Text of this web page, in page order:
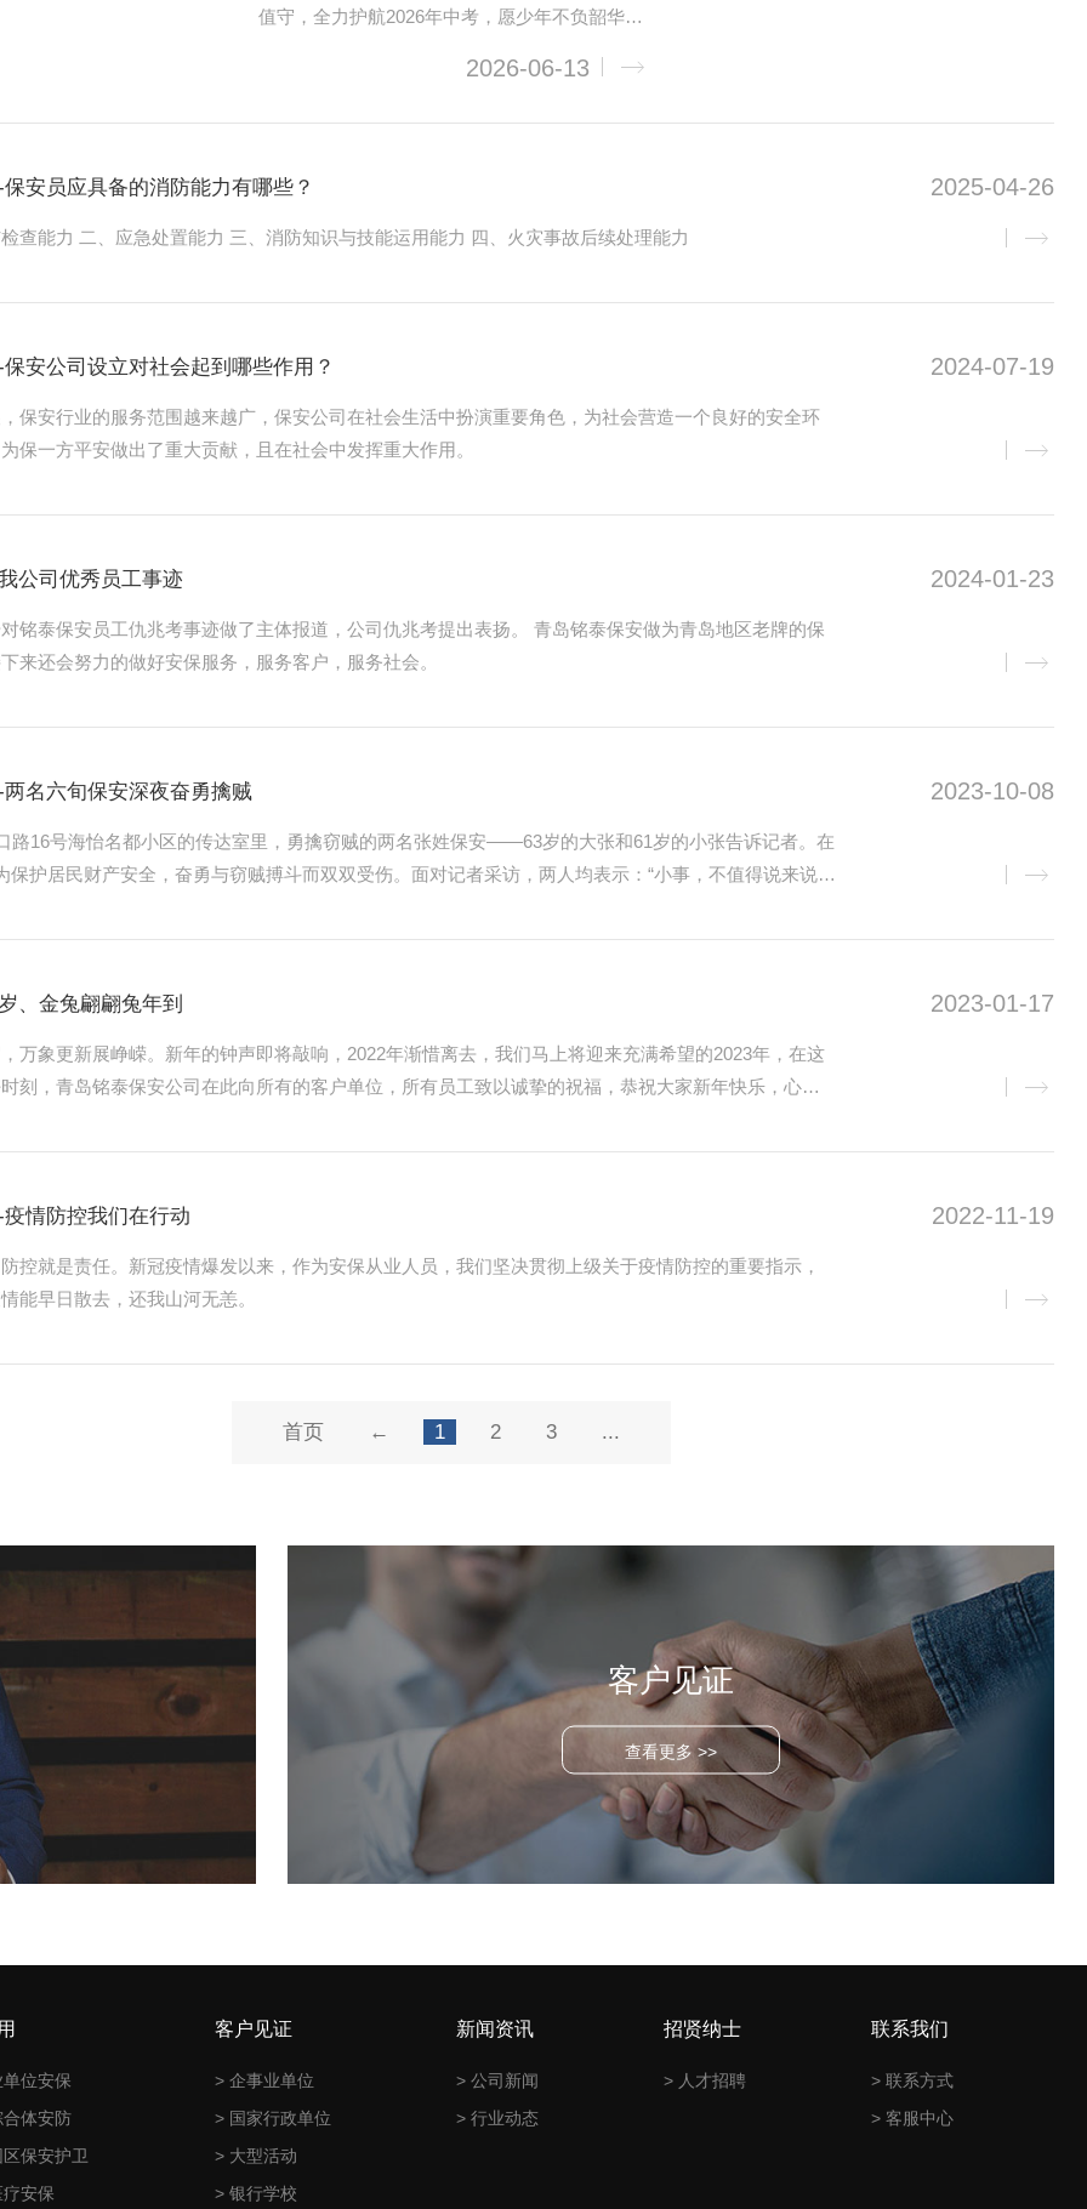
值守，全力护航2026年中考，愿少年不负韶华，
2026-06-13
安员应具备的消防能力有哪些？ 2025-04-26
查能力 二、应急处置能力 三、消防知识与技能运用能力 四、火灾事故后续处理能力
安公司设立对社会起到哪些作用？ 2024-07-19
保安行业的服务范围越来越广，保安公司在社会生活中扮演重要角色，为社会营造一个良好的安全环
保一方平安做出了重大贡献，且在社会中发挥重大作用。
公司优秀员工事迹 2024-01-23
铭泰保安员工仇兆考事迹做了主体报道，公司仇兆考提出表扬。 青岛铭泰保安做为青岛地区老牌的保
来还会努力的做好安保服务，服务客户，服务社会。
名六旬保安深夜奋勇擒贼 2023-10-08
路16号海怡名都小区的传达室里，勇擒窃贼的两名张姓保安——63岁的大张和61岁的小张告诉记者。在
保护居民财产安全，奋勇与窃贼搏斗而双双受伤。面对记者采访，两人均表示：“小事，不值得说来说
、金兔翩翩兔年到 2023-01-17
万象更新展峥嵘。新年的钟声即将敲响，2022年渐惜离去，我们马上将迎来充满希望的2023年，在这
刻，青岛铭泰保安公司在此向所有的客户单位，所有员工致以诚挚的祝福，恭祝大家新年快乐，心想
情防控我们在行动 2022-11-19
控就是责任。新冠疫情爆发以来，作为安保从业人员，我们坚决贯彻上级关于疫情防控的重要指示，
能早日散去，还我山河无恙。
首页 ← 1 2 3 ...
客户见证
查看更多 >>
位安保
体安防
保安护卫
安保
客户见证
> 企事业单位
> 国家行政单位
> 大型活动
> 银行学校
新闻资讯
> 公司新闻
> 行业动态
招贤纳士
> 人才招聘
联系我们
> 联系方式
> 客服中心